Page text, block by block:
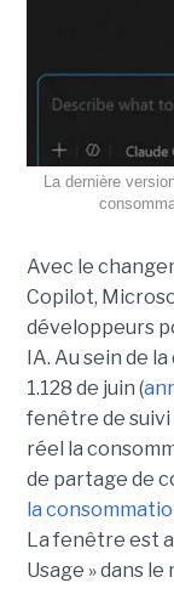
La dernière
Avec le
Copilot,
développeurs
IA. Au sein de
1.128 de juin (
fenêtre de
réel la
de partage de
la
La fenêtre est
Usage » dans